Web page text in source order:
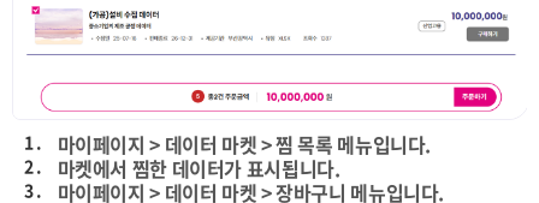
1 . 마이페이지 > 데이터 마켓 > 찜 목록 메뉴입니다.
2 . 마켓에서 찜한 데이터가 표시됩니다.
3 . 마이페이지 > 데이터 마켓 > 장바구니 메뉴입니다.